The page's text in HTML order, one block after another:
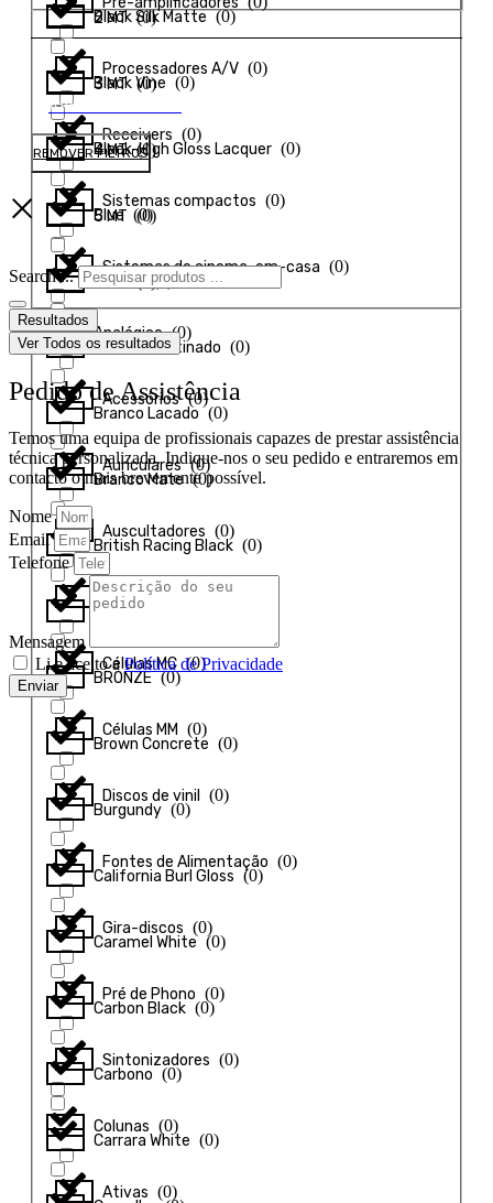
Processadores A/V (0)
Receivers (0)
Sistemas compactos (0)
Sistemas de cinema-em-casa (0)
Analógico (0)
Acessórios (0)
Auriculares (0)
Auscultadores (0)
Braços (0
Células MC (0)
Células MM (0)
Discos de vinil (0)
Fontes de Alimentação (0)
Gira-discos (0)
Pré de Phono (0)
Sintonizadores (0)
Colunas (0)
Ativas (0)
Black Silk Matte (0)
Black Vine (0)
Black-High Gloss Lacquer (0)
Blue (0)
Branco (0)
Branco Acetinado (0)
Branco Lacado (0)
Branco Mate (0)
British Racing Black (0)
British Racing Green
BRONZE (0)
Brown Concrete (0)
Burgundy (0)
California Burl Gloss (0)
Caramel White (0)
Carbon Black (0)
Carbono (0)
Carrara White (0)
2 MT (0)
3 MT (0)
4 MT (0)
5 MT (0)
8 MT (0 )
APLICAR FILTROS
REMOVER FILTROS
Search ...
Resultados
Ver Todos os resultados
Pedido de Assistência
Temos uma equipa de profissionais capazes de prestar assistência
técnica personalizada. Indique-nos o seu pedido e entraremos em
contacto o mais brevemente possível.
Nome
Email
Telefone
Mensagem
Li e aceito a Política de Privacidade
Enviar